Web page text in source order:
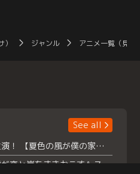
ジャンル アニメ一覧（見放
See all
浮所飛貴主演！ 【夏色の風が僕の家にやってきた】 本日よりテラサで独占配信スタート！
『夏色の雲が恋と嵐をまきおこす』スペシャルメイキング 【Part1】2026年７月18日（土）23時30分～配信スタート！話題のシーンの裏側を大公開！豪華キャスト大集合！ 『武宮家 真夏の家族会議』開催！